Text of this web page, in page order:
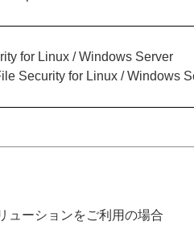
for Linux / Windows Server
Security for Linux / Windows
ューションをご利用の場合